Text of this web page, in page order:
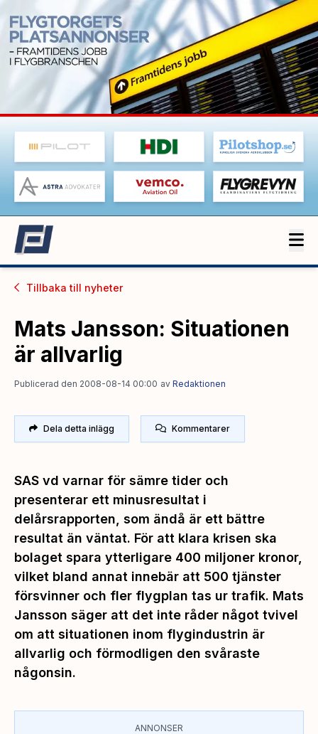
Tillbaka till nyheter
Mats Jansson: Situationen
är allvarlig
Publicerad den 2008-08-14 00:00 av Redaktionen
Dela detta inlägg Kommentarer
SAS vd varnar för sämre tider och
presenterar ett minusresultat i
delårsrapporten, som ändå är ett bättre
resultat än väntat. För att klara krisen ska
bolaget spara ytterligare 400 miljoner kronor,
vilket bland annat innebär att 500 tjänster
försvinner och fler flygplan tas ur trafik. Mats
Jansson säger att det inte råder något tvivel
om att situationen inom flygindustrin är
allvarlig och förmodligen den svåraste
någonsin.
ANNONSER